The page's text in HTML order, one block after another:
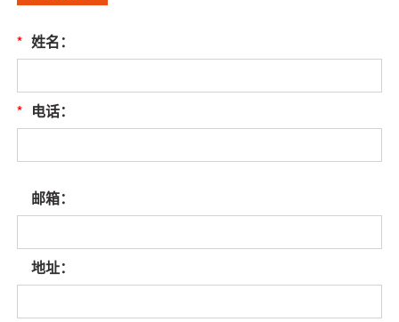
* 姓名：
* 电话：
邮箱：
地址：